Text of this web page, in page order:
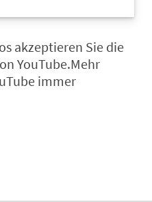
akzeptieren Sie die
YouTube.Mehr
immer